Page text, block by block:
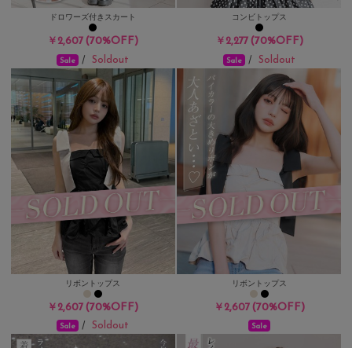
ドロワーズ付きスカート
￥2,607(70%OFF)
コンビトップス
￥2,277(70%OFF)
Sale /Soldout
リボントップス
￥2,607(70%OFF)
Sale / Soldout
リボントップス
￥2,607(70%OFF)
Sale /Soldout Sale